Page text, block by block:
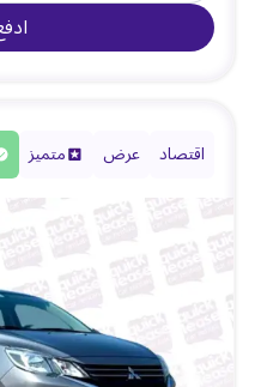
اقتصاد عرض متميز